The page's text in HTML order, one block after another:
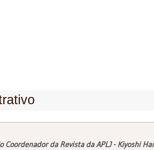
Coordenador da Revista da APLJ - Kiyoshi